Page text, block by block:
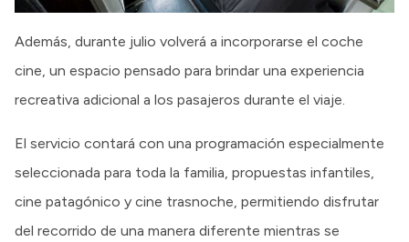
Además, durante julio volverá a incorporarse el coche
cine, un espacio pensado para brindar una experiencia
recreativa adicional a los pasajeros durante el viaje.
El servicio contará con una programación especialmente
seleccionada para toda la familia, propuestas infantiles,
cine patagónico y cine trasnoche, permitiendo disfrutar
del recorrido de una manera diferente mientras se